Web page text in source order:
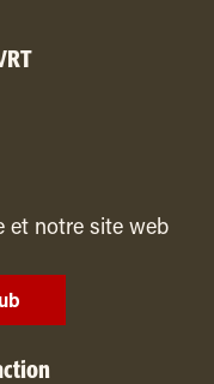
et notre site web